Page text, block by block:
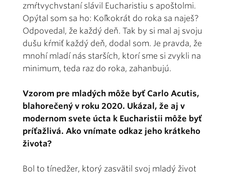
zmŕtvychvstaní slávil Eucharistiu s apoštolmi.
Opýtal som sa ho: Koľkokrát do roka sa naješ?
Odpovedal, že každý deň. Tak by si mal aj svoju
dušu kŕmiť každý deň, dodal som. Je pravda, že
mnohí mladí nás starších, ktorí sme si zvykli na
minimum, teda raz do roka, zahanbujú.
Vzorom pre mladých môže byť Carlo Acutis,
blahorečený v roku 2020. Ukázal, že aj v
modernom svete úcta k Eucharistii môže byť
príťažlivá. Ako vnímate odkaz jeho krátkeho
života?
Bol to tínedžer, ktorý zasvätil svoj mladý život